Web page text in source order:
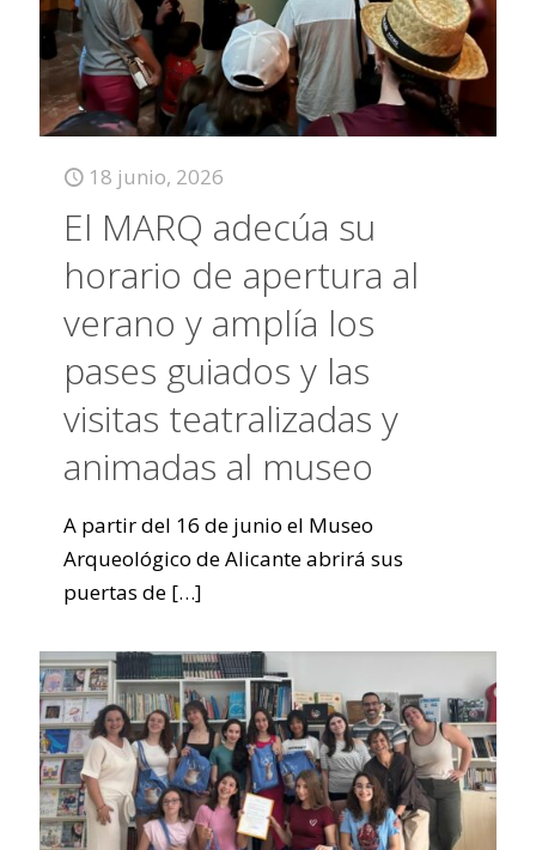
18 junio, 2026
El MARQ adecúa su
horario de apertura al
verano y amplía los
pases guiados y las
visitas teatralizadas y
animadas al museo
A partir del 16 de junio el Museo
Arqueológico de Alicante abrirá sus
puertas de […]